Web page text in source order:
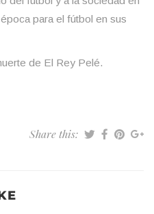
para el fútbol en sus
de El Rey Pelé.
Share this: